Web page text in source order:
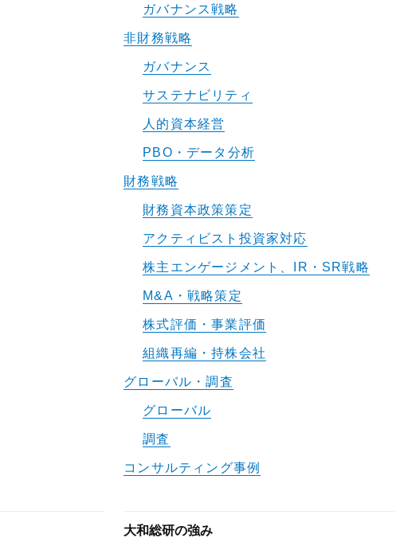
ガバナンス戦略
非財務戦略
ガバナンス
サステナビリティ
人的資本経営
PBO・データ分析
財務戦略
財務資本政策策定
アクティビスト投資家対応
株主エンゲージメント、IR・SR戦略
M&A・戦略策定
株式評価・事業評価
組織再編・持株会社
グローバル・調査
グローバル
調査
コンサルティング事例
大和総研の強み